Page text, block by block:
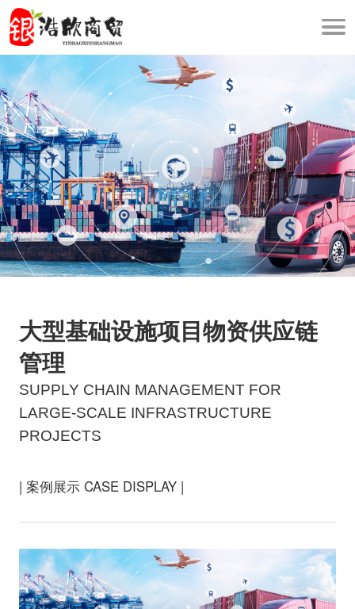
大型基础设施项目物资供应链
管理
SUPPLY CHAIN MANAGEMENT FOR
LARGE-SCALE INFRASTRUCTURE
PROJECTS
| 案例展示 CASE DISPLAY |